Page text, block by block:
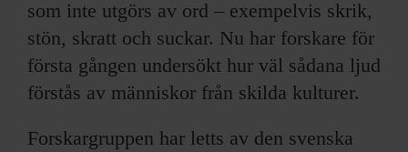
som inte utgörs av ord – exempelvis skrik,
stön, skratt och suckar. Nu har forskare för
första gången undersökt hur väl sådana ljud
förstås av människor från skilda kulturer.
Forskargruppen har letts av den svenska